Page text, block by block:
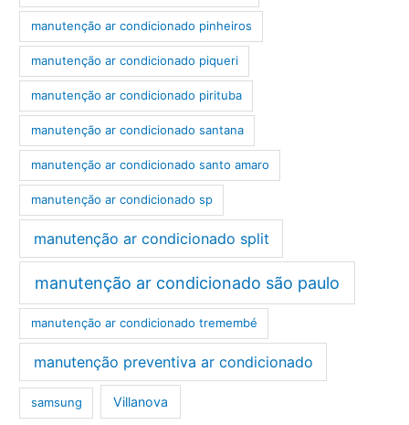
manutenção ar condicionado pinheiros
manutenção ar condicionado piqueri
manutenção ar condicionado pirituba
manutenção ar condicionado santana
manutenção ar condicionado santo amaro
manutenção ar condicionado sp
manutenção ar condicionado split
manutenção ar condicionado são paulo
manutenção ar condicionado tremembé
manutenção preventiva ar condicionado
samsung Villanova